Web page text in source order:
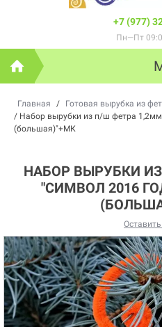
+7 (977)
Пн—Пт
Главная / Готовая вырубка из
/ Набор вырубки из п/ш фетра
(большая)"+МК
НАБОР ВЫРУБКИ
"СИМВОЛ 2016